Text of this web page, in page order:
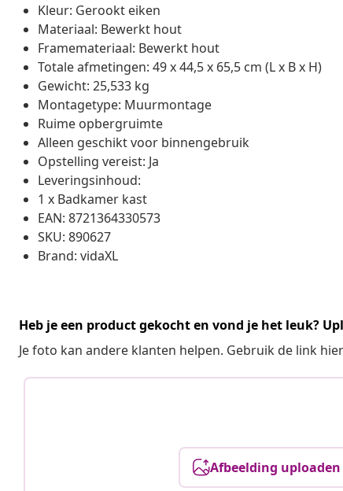
Kleur: Gerookt eiken
Materiaal: Bewerkt hout
Framemateriaal: Bewerkt hout
Totale afmetingen: 49 x 44,5 x 65,5 cm (L x B x H)
Gewicht: 25,533 kg
Montagetype: Muurmontage
Ruime opbergruimte
Alleen geschikt voor binnengebruik
Opstelling vereist: Ja
Leveringsinhoud:
1 x Badkamer kast
EAN: 8721364330573
SKU: 890627
Brand: vidaXL
Heb je een product gekocht en vond je het leuk?
Je foto kan andere klanten helpen. Gebruik de link
Afbeelding uploaden